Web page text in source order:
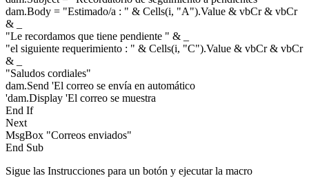
dam.Body = "Estimado/a : " & Cells(i, "A").Value & vbCr & vbCr
& _
"Le recordamos que tiene pendiente " & _
"el siguiente requerimiento : " & Cells(i, "C").Value & vbCr & vbCr
& _
"Saludos cordiales"
dam.Send 'El correo se envía en automático
'dam.Display 'El correo se muestra
End If
Next
MsgBox "Correos enviados"
End Sub
Sigue las Instrucciones para un botón y ejecutar la macro